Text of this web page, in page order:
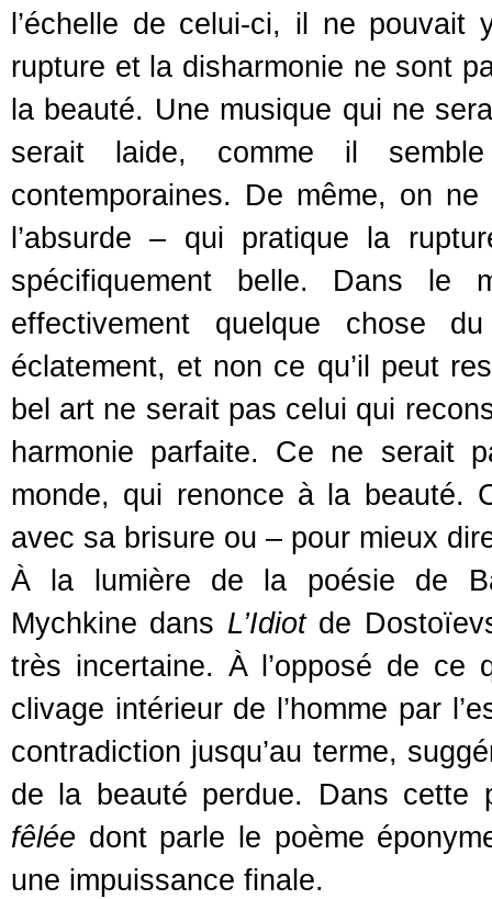
l’échelle de celui-ci, il ne
rupture et la disharmonie ne sont
la beauté. Une musique qui ne
serait laide, comme il
contemporaines. De même, on
l’absurde – qui pratique la
spécifiquement belle. Dans le
effectivement quelque chose
éclatement, et non ce qu’il peut
bel art ne serait pas celui qui
harmonie parfaite. Ce ne serait
monde, qui renonce à la beauté.
avec sa brisure ou – pour mieux
À la lumière de la poésie de
Mychkine dans L’Idiotde
très incertaine. À l’opposé de ce
clivage intérieur de l’homme par
contradiction jusqu’au terme,
de la beauté perdue. Dans cette
fêlée dont parle le poème
une impuissance finale.